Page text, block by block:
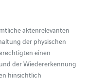
aktenrelevanten
der physischen
einen
der Wiedererkennung
hinsichtlich